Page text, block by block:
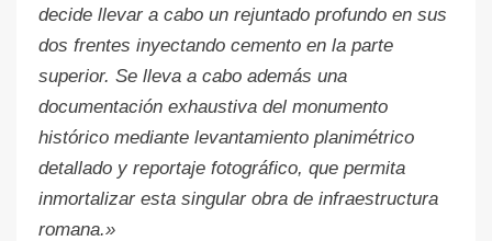
decide llevar a cabo un rejuntado profundo en sus
dos frentes inyectando cemento en la parte
superior. Se lleva a cabo además una
documentación exhaustiva del monumento
histórico mediante levantamiento planimétrico
detallado y reportaje fotográfico, que permita
inmortalizar esta singular obra de infraestructura
romana.»